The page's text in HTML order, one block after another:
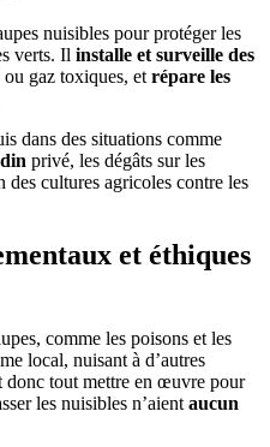
nuisibles pour protéger les
verts. Il installe et surveille des
gaz toxiques, et répare les
dans des situations comme
privé, les dégâts sur les
des cultures agricoles contre les
et éthiques
comme les poisons et les
local, nuisant à d’autres
donc tout mettre en œuvre pour
les nuisibles n’aient aucun